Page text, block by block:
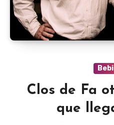
Clos de Fa
que